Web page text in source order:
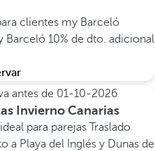
clientes my Barceló
Barceló 10% de dto. adicional
antes de 01-10-2026
Invierno Canarias
para parejasTraslado
a Playa del Inglés y Dunas de